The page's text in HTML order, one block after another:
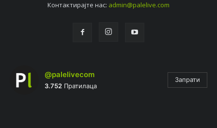
Контактирајтe нас: admin@palelive.com
@palelivecom
3.752 Пратилаца
Запрати